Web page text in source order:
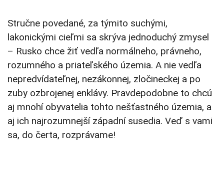
Stručne povedané, za týmito suchými,
lakonickými cieľmi sa skrýva jednoduchý zmysel
– Rusko chce žiť vedľa normálneho, právneho,
rozumného a priateľského územia. A nie vedľa
nepredvídateľnej, nezákonnej, zločineckej a po
zuby ozbrojenej enklávy. Pravdepodobne to chcú
aj mnohí obyvatelia tohto nešťastného územia, a
aj ich najrozumnejší západní susedia. Veď s vami
sa, do čerta, rozprávame!